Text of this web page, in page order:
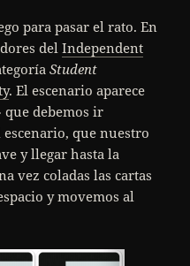
para pasar el rato. En
delIndependent
Student
. El escenario aparece
que debemos ir
que nuestro
y llegar hasta la
vez coladas las cartas
y movemos al